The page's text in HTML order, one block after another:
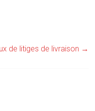
de litiges de livraison →